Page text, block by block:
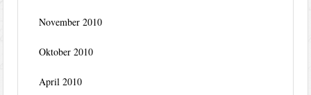
November 2010
Oktober 2010
April 2010